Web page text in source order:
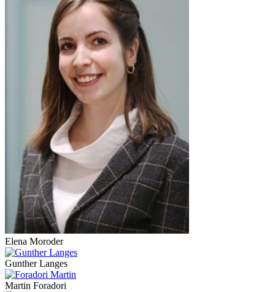
Elena Moroder
Gunther Langes
Martin Foradori